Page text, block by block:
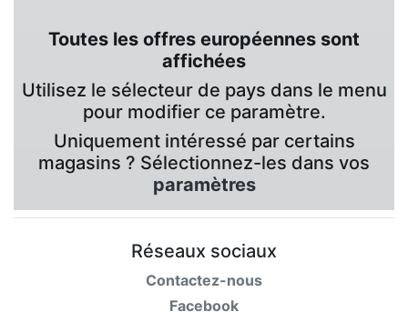
Toutes les offres européennes sont
affichées
Utilisez le sélecteur de pays dans le menu
pour modifier ce paramètre.
Uniquement intéressé par certains
magasins ? Sélectionnez-les dans vos
paramètres
Réseaux sociaux
Contactez-nous
Facebook